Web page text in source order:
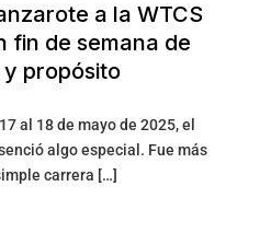
a la WTCS
fin de semana de
y propósito
al 18 de mayo de 2025, el
algo especial. Fue más
carrera […]